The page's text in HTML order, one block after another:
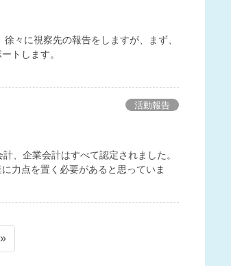
々に視察先の報告をしますが、まず、
トします。
活動報告
、企業会計はすべて認定されました。
力点を置く必要があると思っていま
»